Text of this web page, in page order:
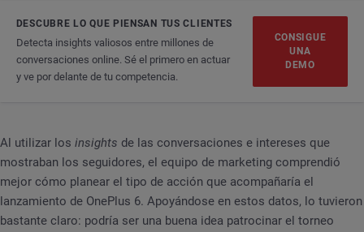
DESCUBRE LO QUE PIENSAN TUS CLIENTES
Detecta insights valiosos entre millones de
conversaciones online. Sé el primero en actuar
y ve por delante de tu competencia.
CONSIGUE
UNA
DEMO
Al utilizar los insights de las conversaciones e intereses que
mostraban los seguidores, el equipo de marketing comprendió
mejor cómo planear el tipo de acción que acompañaría el
lanzamiento de OnePlus 6. Apoyándose en estos datos, lo tuvieron
bastante claro: podría ser una buena idea patrocinar el torneo